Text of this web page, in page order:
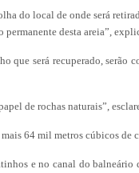
do local de onde será
desta areia”,
que será recuperado,
de rochas naturais”,
64 mil metros cúbicos
e no canal do